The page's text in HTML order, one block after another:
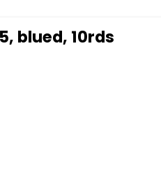
blued, 10rds